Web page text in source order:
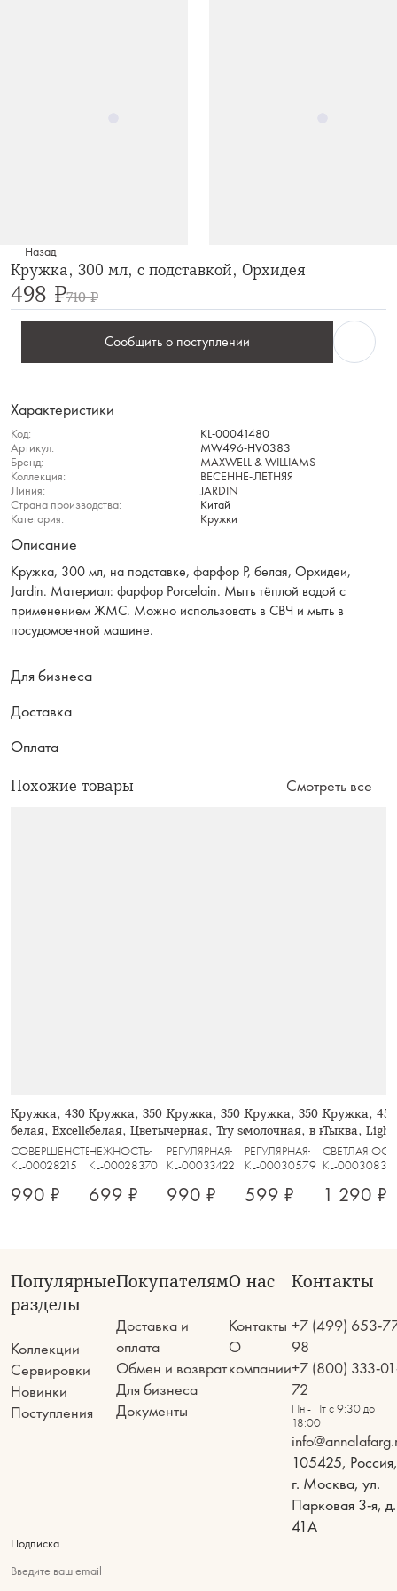
Назад
Кружка, 300 мл, с подставкой, Орхидея
498 ₽710 ₽
Сообщить о поступлении
Характеристики
Код:
KL-00041480
Артикул:
MW496-HV0383
Бренд:
MAXWELL & WILLIAMS
Коллекция:
ВЕСЕННЕ-ЛЕТНЯЯ
Линия:
JARDIN
Страна производства:
Китай
Категория:
Кружки
Описание
Кружка, 300 мл, на подставке, фарфор P, белая, Орхидеи,
Jardin. Материал: фарфор Рorcelain. Мыть тёплой водой с
применением ЖМС. Можно использовать в СВЧ и мыть в
посудомоечной машине.
Для бизнеса
Доставка
Оплата
Похожие товары Смотреть все
Кружка, 430 мл, 2 шт, фарфор F,
белая, Excellence
СОВЕРШЕНСТВО
KL-00028215
990 ₽
Кружка, 350 мл, 2 шт, фарфор P,
белая, Цветы и листья, Florance
НЕЖНОСТЬ
KL-00028370
699 ₽
Кружка, 350 мл, фарфор N, бело-
черная, Try something new, Eccentric
РЕГУЛЯРНАЯ
KL-00033422
990 ₽
Кружка, 350 мл, 2 шт,
молочная, в крапинку,
РЕГУЛЯРНАЯ
KL-00030579
599 ₽
Кружка,
Тыква,
СВЕТЛАЯ
KL-00030833
1 290 ₽
Популярные
разделы
Коллекции
Сервировки
Новинки
Поступления
Покупателям
Доставка и
оплата
Обмен и возврат
Для бизнеса
Документы
О нас
Контакты
О
компании
Контакты
+7 (499) 653-
98
+7 (800) 333-
72
Пн - Пт с 9:30 до
18:00
105425, Россия,
г. Москва, ул.
Парковая 3-я, д.
41А
Подписка
Введите ваш email